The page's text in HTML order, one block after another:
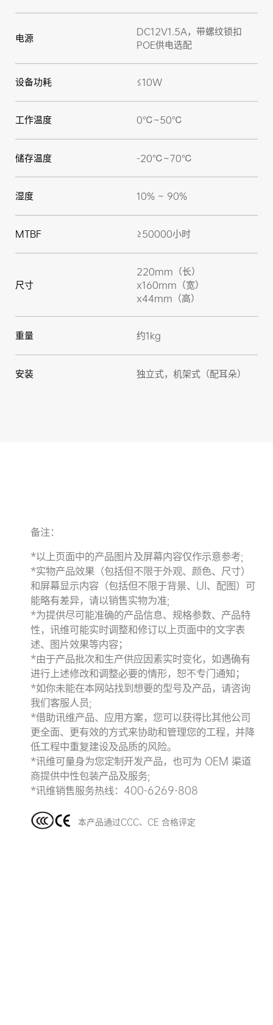
电源
DC12V1.5A，带螺纹锁扣
POE供电选配
设备功耗 ≤10W
工作温度 0℃~50℃
储存温度 -20℃~70℃
湿度 10% ~ 90%
MTBF ≥50000小时
尺寸
220mm（长）
x160mm（宽）
x44mm（高）
重量 约1kg
安装 独立式，机架式（配耳朵）
备注：
*以上页面中的产品图片及屏幕内容仅作示意参考;
*实物产品效果（包括但不限于外观、颜色、尺寸）
和屏幕显示内容（包括但不限于背景、UI、配图）可
能略有差异，请以销售实物为准;
*为提供尽可能准确的产品信息、规格参数、产品特
性，讯维可能实时调整和修订以上页面中的文字表
述、图片效果等内容；
*由于产品批次和生产供应因素实时变化，如遇确有
进行上述修改和调整必要的情形，恕不专门通知；
*如你未能在本网站找到想要的型号及产品，请咨询
我们客服人员;
*借助讯维产品、应用方案，您可以获得比其他公司
更全面、更有效的方式来协助和管理您的工程，并降
低工程中重复建设及品质的风险。
*讯维可量身为您定制开发产品，也可为 OEM 渠道
商提供中性包装产品及服务;
*讯维销售服务热线：400-6269-808
本产品通过CCC、CE 合格评定